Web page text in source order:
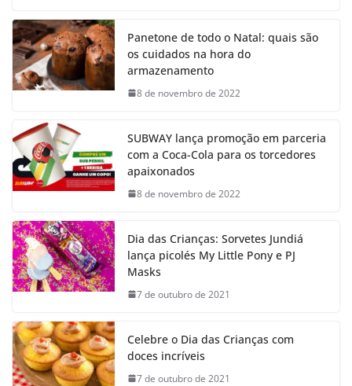
Panetone de todo o Natal: quais são
os cuidados na hora do
armazenamento
8 de novembro de 2022
SUBWAY lança promoção em parceria
com a Coca-Cola para os torcedores
apaixonados
8 de novembro de 2022
Dia das Crianças: Sorvetes Jundiá
lança picolés My Little Pony e PJ
Masks
7 de outubro de 2021
Celebre o Dia das Crianças com
doces incríveis
7 de outubro de 2021